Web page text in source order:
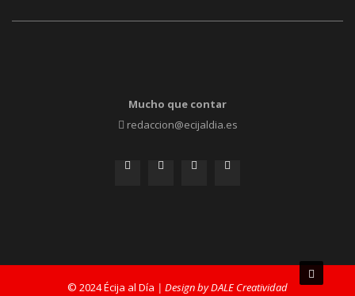
Mucho que contar
redaccion@ecijaldia.es
© 2024 Écija al Día | Design by DALE Creatividad